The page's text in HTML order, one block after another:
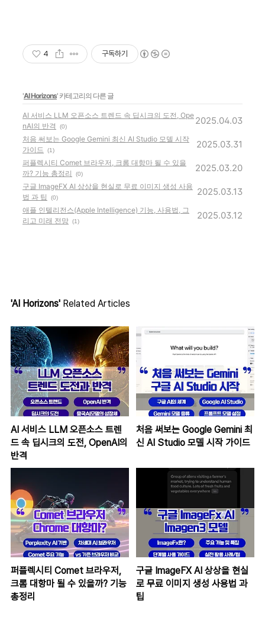
4 구독하기
'AI Horizons' 카테고리의 다른 글
AI 서비스 LLM 오픈소스 트렌드 속 딥시크의 도전, Ope
nAI의 반격
(0)
2025.04.03
처음 써보는 Google Gemini 최신 AI Studio 모델 시작
가이드
(1)
2025.03.31
퍼플렉시티 Comet 브라우저, 크롬 대항마 될 수 있을
까? 기능 총정리
(0)
2025.03.20
구글 ImageFX AI 상상을 현실로 무료 이미지 생성 사용
법 과 팁
(0)
2025.03.13
애플 인텔리전스(Apple Intelligence) 기능, 사용법, 그
리고 미래 전망 (1)
2025.03.12
'AI Horizons' Related Articles
AI 서비스 LLM 오픈소스 트렌
드 속 딥시크의 도전, OpenAI의
반격
처음 써보는 Google Gemini 최
신 AI Studio 모델 시작 가이드
퍼플렉시티 Comet 브라우저,
크롬 대항마 될 수 있을까? 기능
총정리
구글 ImageFX AI 상상을 현실
로 무료 이미지 생성 사용법 과
팁